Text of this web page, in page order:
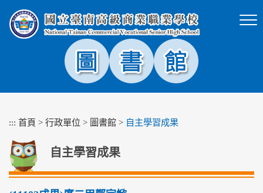
塊
::: 首頁 > 行政單位 > 圖書館 > 自主學習成果
自主學習成果